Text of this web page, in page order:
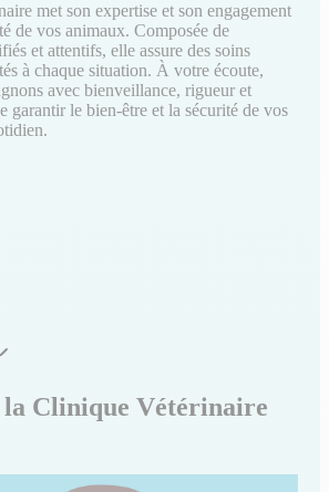
met son expertise et son engagement
de vos animaux. Composée de
et attentifs, elle assure des soins
à chaque situation. À votre écoute,
avec bienveillance, rigueur et
garantir le bien-être et la sécurité de vos
Clinique Vétérinaire